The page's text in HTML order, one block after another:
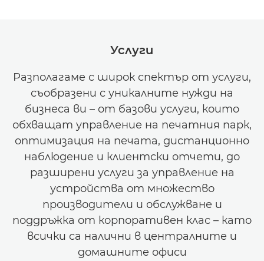
Услуги
Разполагаме с широк спектър от услуги,
съобразени с уникалните нужди на
бизнеса ви – от базови услуги, които
обхващат управление на печатния парк,
оптимизация на печата, дистанционно
наблюдение и клиентски отчети, до
разширени услуги за управление на
устройства от множество
производители и обслужване и
поддръжка от корпоративен клас – като
всички са налични в централните и
домашните офиси